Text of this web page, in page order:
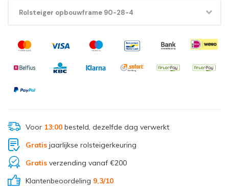
Rolsteiger opbouwframe 90-28-4
Voor 13:00besteld, dezelfde dag verwerkt
Gratisjaarlijkse rolsteigerkeuring
Gratisverzending vanaf €200
Klantenbeoordeling 9,3/10